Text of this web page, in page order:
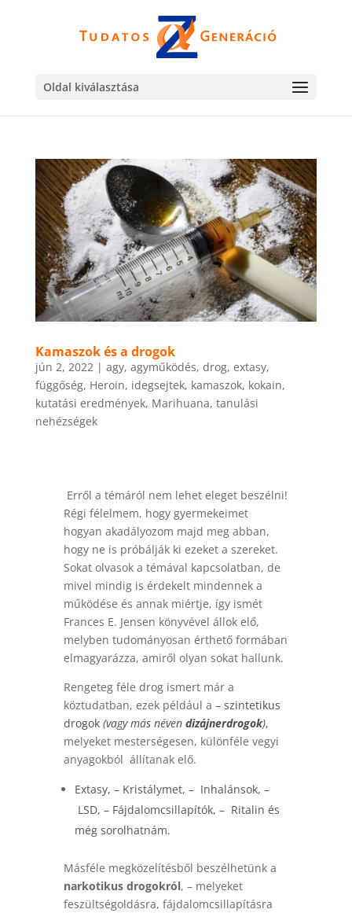
Oldal kiválasztása
Kamaszok és a drogok
jún 2, 2022| agy, agyműködés, drog, extasy,
függőség, Heroin, idegsejtek, kamaszok, kokain,
kutatási eredmények, Marihuana, tanulási
nehézségek
Erről a témáról nem lehet eleget beszélni!
Régi félelmem, hogy gyermekeimet
hogyan akadályozom majd meg abban,
hogy ne is próbálják ki ezeket a szereket.
Sokat olvasok a témával kapcsolatban, de
mivel mindig is érdekelt mindennek a
működése és annak miértje, így ismét
Frances E. Jensen könyvével állok elő,
melyben tudományosan érthető formában
elmagyarázza, amiről olyan sokat hallunk.
Rengeteg féle drog ismert már a
köztudatban, ezek például a – szintetikus
drogok (vagy más néven dizájnerdrogok),
melyeket mesterségesen, különféle vegyi
anyagokból állítanak elő.
Extasy, – Kristálymet, – Inhalánsok, –
LSD, – Fájdalomcsillapítók, – Ritalin és
még sorolhatnám.
Másféle megközelítésből beszélhetünk a
narkotikus drogokról, – melyeket
feszültségoldásra, fájdalomcsillapításra